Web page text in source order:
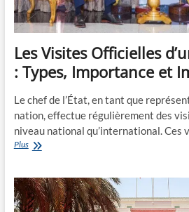
Les Visites Officielles
: Types, Importance et
Le chef de l’État, en tant que
nation, effectue régulièrement des
niveau national qu’international. Ces
PlusLes
d’un
Chef
de